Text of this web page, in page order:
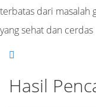
terbatas dari masalah
yang sehat dan cerdas
Hasil